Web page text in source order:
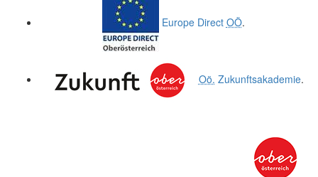
Europe Direct OÖ.
Oö. Zukunftsakademie.